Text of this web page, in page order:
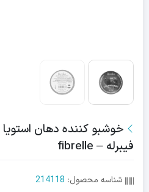
فیبرله – fibrelle
شناسه محصول: 214118